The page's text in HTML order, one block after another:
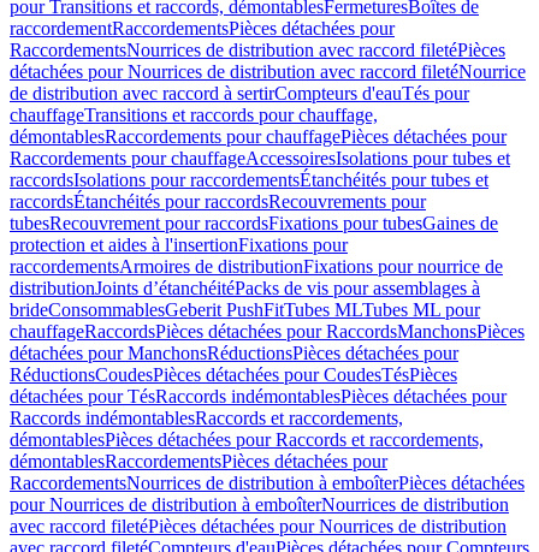
pour Transitions et raccords, démontablesFermeturesBoîtes de
raccordementRaccordementsPièces détachées pour
RaccordementsNourrices de distribution avec raccord filetéPièces
détachées pour Nourrices de distribution avec raccord filetéNourrice
de distribution avec raccord à sertirCompteurs d'eauTés pour
chauffageTransitions et raccords pour chauffage,
démontablesRaccordements pour chauffagePièces détachées pour
Raccordements pour chauffageAccessoiresIsolations pour tubes et
raccordsIsolations pour raccordementsÉtanchéités pour tubes et
raccordsÉtanchéités pour raccordsRecouvrements pour
tubesRecouvrement pour raccordsFixations pour tubesGaines de
protection et aides à l'insertionFixations pour
raccordementsArmoires de distributionFixations pour nourrice de
distributionJoints d’étanchéitéPacks de vis pour assemblages à
brideConsommablesGeberit PushFitTubes MLTubes ML pour
chauffageRaccordsPièces détachées pour RaccordsManchonsPièces
détachées pour ManchonsRéductionsPièces détachées pour
RéductionsCoudesPièces détachées pour CoudesTésPièces
détachées pour TésRaccords indémontablesPièces détachées pour
Raccords indémontablesRaccords et raccordements,
démontablesPièces détachées pour Raccords et raccordements,
démontablesRaccordementsPièces détachées pour
RaccordementsNourrices de distribution à emboîterPièces détachées
pour Nourrices de distribution à emboîterNourrices de distribution
avec raccord filetéPièces détachées pour Nourrices de distribution
avec raccord filetéCompteurs d'eauPièces détachées pour Compteurs